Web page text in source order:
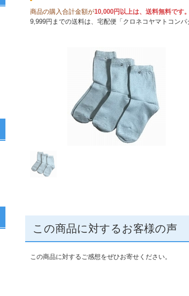
商品の購入合計金額が10,000円以上は、送料無料です。
9,999円までの送料は、宅配便「クロネコヤマトコンパ
この商品に対するお客様の声
この商品に対するご感想をぜひお寄せください。